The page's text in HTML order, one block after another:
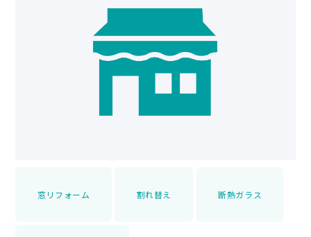
窓リフォーム 割れ替え 断熱ガラス